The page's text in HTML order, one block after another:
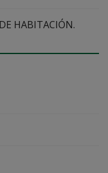
HABITACIÓN.